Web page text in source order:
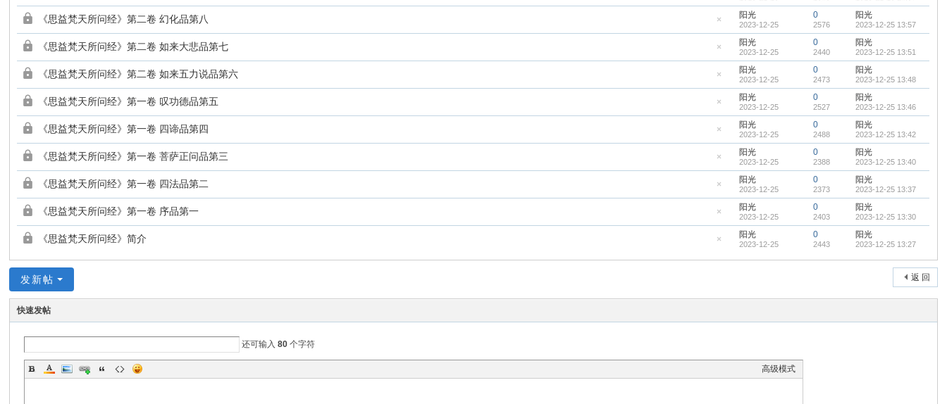
帖
藏
置
帖
藏
置
帖
《思益梵天所问经》第二卷 幻化品第八 阳光
2023-12-25
0
2576
阳光
2023-12-25 13:57
藏
置
帖
《思益梵天所问经》第二卷 如来大悲品第七 阳光
2023-12-25
0
2440
阳光
2023-12-25 13:51
藏
置
帖
《思益梵天所问经》第二卷 如来五力说品第六 阳光
2023-12-25
0
2473
阳光
2023-12-25 13:48
藏
置
帖
《思益梵天所问经》第一卷 叹功德品第五 阳光
2023-12-25
0
2527
阳光
2023-12-25 13:46
藏
置
帖
《思益梵天所问经》第一卷 四谛品第四 阳光
2023-12-25
0
2488
阳光
2023-12-25 13:42
藏
置
帖
《思益梵天所问经》第一卷 菩萨正问品第三 阳光
2023-12-25
0
2388
阳光
2023-12-25 13:40
藏
置
帖
《思益梵天所问经》第一卷 四法品第二 阳光
2023-12-25
0
2373
阳光
2023-12-25 13:37
藏
置
《思益梵天所问经》第一卷 序品第一 阳光
2023-12-25
0
2403
阳光
2023-12-25 13:30
《思益梵天所问经》简介 阳光
2023-12-25
0
2443
阳光
2023-12-25 13:27
返 回
发新帖
快速发帖
还可输入80 个字符
高级模式